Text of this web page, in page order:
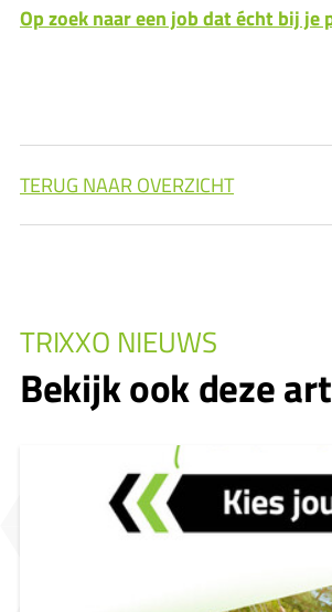
Op zoek naar een job dat écht bij je
TERUG NAAR OVERZICHT
TRIXXO NIEUWS
Bekijk ook deze